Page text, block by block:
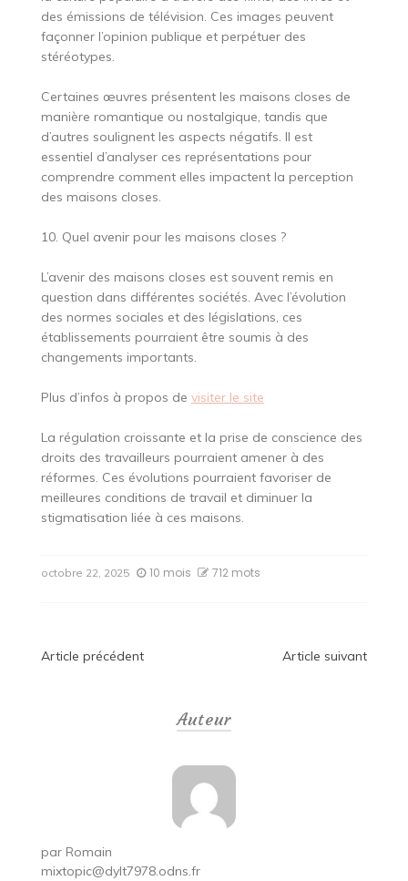
des émissions de télévision. Ces images peuvent
façonner l’opinion publique et perpétuer des
stéréotypes.
Certaines œuvres présentent les maisons closes de
manière romantique ou nostalgique, tandis que
d’autres soulignent les aspects négatifs. Il est
essentiel d’analyser ces représentations pour
comprendre comment elles impactent la perception
des maisons closes.
10. Quel avenir pour les maisons closes ?
L’avenir des maisons closes est souvent remis en
question dans différentes sociétés. Avec l’évolution
des normes sociales et des législations, ces
établissements pourraient être soumis à des
changements importants.
Plus d’infos à propos de visiter le site
La régulation croissante et la prise de conscience des
droits des travailleurs pourraient amener à des
réformes. Ces évolutions pourraient favoriser de
meilleures conditions de travail et diminuer la
stigmatisation liée à ces maisons.
octobre 22, 2025 10 mois 712 mots
Navigation
Article précédent Article suivant
Auteur
par Romain
mixtopic@dylt7978.odns.fr